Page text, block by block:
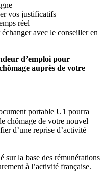
vos justificatifs
réel
avec le conseiller en
d’emploi pour
auprès de votre
portable U1 pourra
chômage de votre nouvel
d’une reprise d’activité
sur la base des rémunérations
à l’activité française.